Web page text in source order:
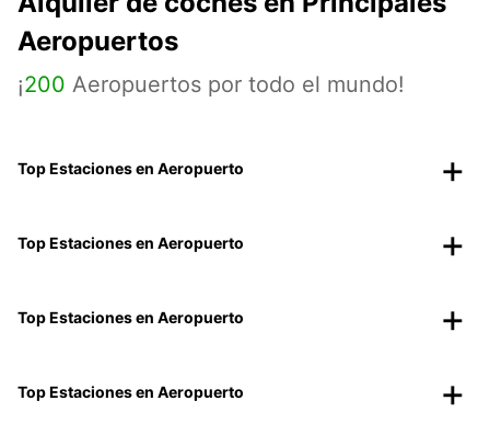
Aeropuertos
¡200 Aeropuertos por todo el mundo!
Top Estaciones en Aeropuerto
Top Estaciones en Aeropuerto
Top Estaciones en Aeropuerto
Top Estaciones en Aeropuerto